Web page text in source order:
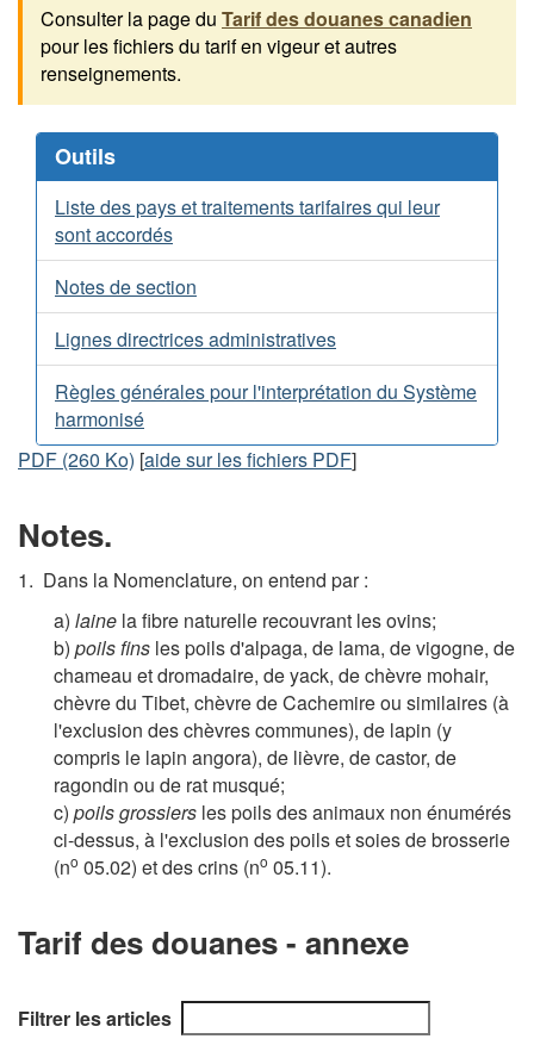
Consulter la page du Tarif des douanes canadien
pour les fichiers du tarif en vigeur et autres
renseignements.
Outils
Liste des pays et traitements tarifaires qui leur
sont accordés
Notes de section
Lignes directrices administratives
Règles générales pour l'interprétation du Système
harmonisé
PDF (260 Ko) [aide sur les fichiers PDF]
Notes.
1. Dans la Nomenclature, on entend par :
a) laine la fibre naturelle recouvrant les ovins;
b) poils fins les poils d'alpaga, de lama, de vigogne, de
chameau et dromadaire, de yack, de chèvre mohair,
chèvre du Tibet, chèvre de Cachemire ou similaires (à
l'exclusion des chèvres communes), de lapin (y
compris le lapin angora), de lièvre, de castor, de
ragondin ou de rat musqué;
c) poils grossiers les poils des animaux non énumérés
ci-dessus, à l'exclusion des poils et soies de brosserie
(no 05.02) et des crins (no 05.11).
Tarif des douanes - annexe
Filtrer les articles